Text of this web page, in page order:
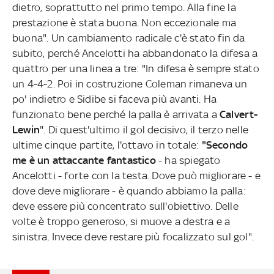
dietro, soprattutto nel primo tempo. Alla fine la
prestazione è stata buona. Non eccezionale ma
buona". Un cambiamento radicale c'è stato fin da
subito, perché Ancelotti ha abbandonato la difesa a
quattro per una linea a tre: "In difesa è sempre stato
un 4-4-2. Poi in costruzione Coleman rimaneva un
po' indietro e Sidibe si faceva più avanti. Ha
funzionato bene perché la palla è arrivata a Calvert-
Lewin". Di quest'ultimo il gol decisivo, il terzo nelle
ultime cinque partite, l'ottavo in totale: "Secondo
me è un attaccante fantastico- ha spiegato
Ancelotti - forte con la testa. Dove può migliorare - e
dove deve migliorare - è quando abbiamo la palla:
deve essere più concentrato sull'obiettivo. Delle
volte è troppo generoso, si muove a destra e a
sinistra. Invece deve restare più focalizzato sul gol".